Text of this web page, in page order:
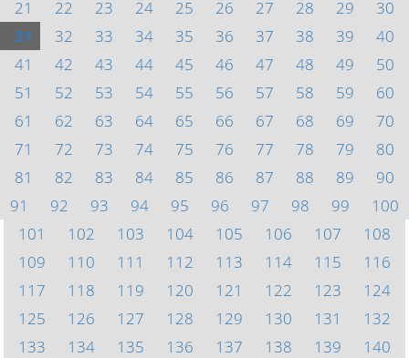
21
22 23 24 25 26 27 28 29
30
31
32 33 34 35 36 37 38 39
40
41
42 43 44 45 46 47 48 49
50
51
52 53 54 55 56 57 58 59
60
61
62 63 64 65 66 67 68 69
70
71
72 73 74 75 76 77 78 79
80
81
82 83 84 85 86 87 88 89
90
91
92 93 94 95 96 97 98 99
100
101
102 103 104 105 106 107
108
109
110 111 112 113 114 115
116
117
118 119 120 121 122 123
124
125
126 127 128 129 130 131
132
133
134 135 136 137 138 139
140